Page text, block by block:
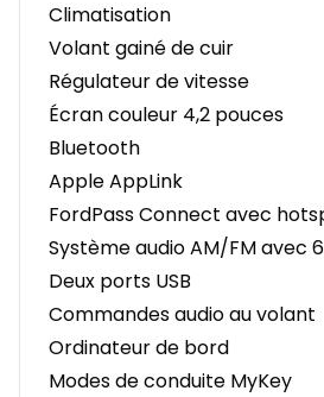
Climatisation
Volant gainé de cuir
Régulateur de vitesse
Écran couleur 4,2 pouces
Bluetooth
Apple AppLink
FordPass Connect avec
Système audio AM/FM avec
Deux ports USB
Commandes audio au volant
Ordinateur de bord
Modes de conduite MyKey